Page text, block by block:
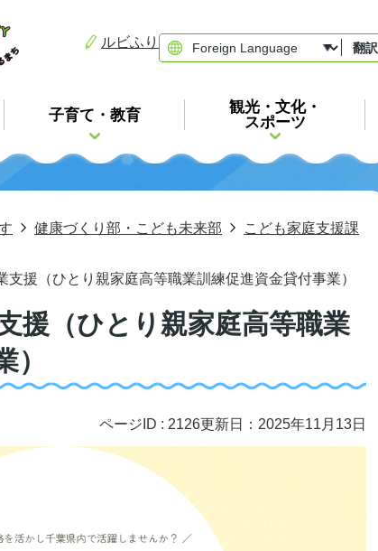
ルビふり 翻訳
子育て・教育
観光・文化・
スポーツ
健康づくり部・こども未来部
こども家庭支援課
支援（ひとり親家庭高等職業訓練促進資金貸付事業）
援（ひとり親家庭高等職業
ページID : 2126更新日：2025年11月13日